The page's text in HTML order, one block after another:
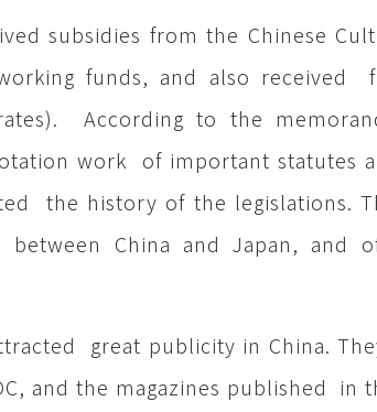
subsidies from the Chinese
funds, and also received
According to the
work of important statutes
the history of the legislations.
between China and Japan, and
great publicity in China.
and the magazines published in